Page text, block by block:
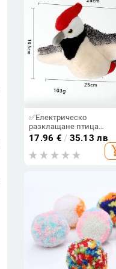
✅Електрическо
разклащане птица
играчка котка играчка
котка викаща птица
играчка котка игра
17.96 € / 35.13 лв